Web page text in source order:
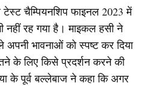
चैम्पियनशिप फाइनल 2023 में
रह गया है। माइकल हसी ने
भावनाओं को स्पष्ट कर दिया
के लिए किसे प्रदर्शन करने की
के पूर्व बल्लेबाज ने कहा कि अगर